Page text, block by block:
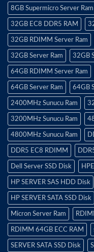
8GB Supermicro Server Ram
32GB EC8 DDR5 RAM
32GB RDIMM Server Ram
32GB Server Ram 32GB
64GB RDIMM Server Ram
64GB Server Ram 64GB
2400MHz Sunucu Ram
3200MHz Sunucu Ram
4800MHz Sunucu Ram
DDR5 EC8 RDIMM
Dell Server SSD Disk
HP SERVER SAS HDD Disk
HP SERVER SATA SSD Disk
Micron Server Ram
RDIMM 64GB ECC RAM
SERVER SATA SSD Disk